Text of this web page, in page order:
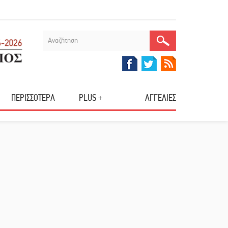
ΠΕΡΙΣΣΟΤΕΡΑ PLUS + ΑΓΓΕΛΙΕΣ